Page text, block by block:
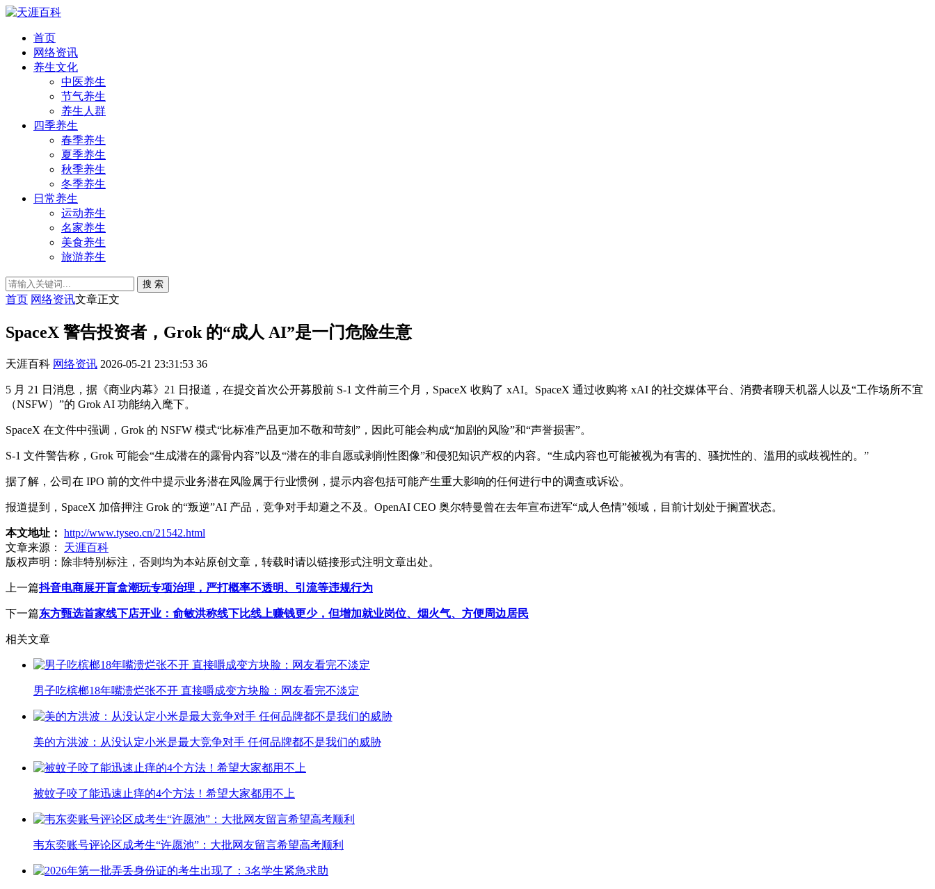
首页
网络资讯
养生文化
中医养生
节气养生
养生人群
四季养生
春季养生
夏季养生
秋季养生
冬季养生
日常养生
运动养生
名家养生
美食养生
旅游养生
搜 索
首页 网络资讯文章正文
SpaceX 警告投资者，Grok 的“成人 AI”是一门危险生意
天涯百科 网络资讯 2026-05-21 23:31:53 36
5 月 21 日消息，据《商业内幕》21 日报道，在提交首次公开募股前 S-1 文件前三个月，SpaceX 收购了 xAI。SpaceX 通过收购将 xAI 的社交媒体平台、消费者聊天机器人以及“工作场所不宜
（NSFW）”的 Grok AI 功能纳入麾下。
SpaceX 在文件中强调，Grok 的 NSFW 模式“比标准产品更加不敬和苛刻”，因此可能会构成“加剧的风险”和“声誉损害”。
S-1 文件警告称，Grok 可能会“生成潜在的露骨内容”以及“潜在的非自愿或剥削性图像”和侵犯知识产权的内容。“生成内容也可能被视为有害的、骚扰性的、滥用的或歧视性的。”
据了解，公司在 IPO 前的文件中提示业务潜在风险属于行业惯例，提示内容包括可能产生重大影响的任何进行中的调查或诉讼。
报道提到，SpaceX 加倍押注 Grok 的“叛逆”AI 产品，竞争对手却避之不及。OpenAI CEO 奥尔特曼曾在去年宣布进军“成人色情”领域，目前计划处于搁置状态。
本文地址： http://www.tyseo.cn/21542.html
文章来源：
天涯百科
版权声明： 除非特别标注，否则均为本站原创文章，转载时请以链接形式注明文章出处。
上一篇抖音电商展开盲盒潮玩专项治理，严打概率不透明、引流等违规行为
下一篇东方甄选首家线下店开业：俞敏洪称线下比线上赚钱更少，但增加就业岗位、烟火气、方便周边居民
相关文章
男子吃槟榔18年嘴溃烂张不开 直接嚼成变方块脸：网友看完不淡定
美的方洪波：从没认定小米是最大竞争对手 任何品牌都不是我们的威胁
被蚊子咬了能迅速止痒的4个方法！希望大家都用不上
韦东奕账号评论区成考生“许愿池”：大批网友留言希望高考顺利